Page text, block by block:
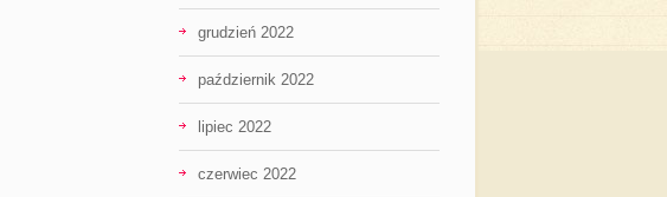
grudzień 2022
październik 2022
lipiec 2022
czerwiec 2022